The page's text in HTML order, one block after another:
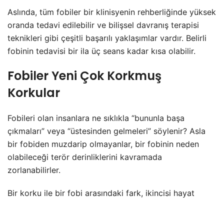
Aslında, tüm fobiler bir klinisyenin rehberliğinde yüksek
oranda tedavi edilebilir ve bilişsel davranış terapisi
teknikleri gibi çeşitli başarılı yaklaşımlar vardır. Belirli
fobinin tedavisi bir ila üç seans kadar kısa olabilir.
Fobiler Yeni Çok Korkmuş
Korkular
Fobileri olan insanlara ne sıklıkla “bununla başa
çıkmaları” veya “üstesinden gelmeleri” söylenir? Asla
bir fobiden muzdarip olmayanlar, bir fobinin neden
olabileceği terör derinliklerini kavramada
zorlanabilirler.
Bir korku ile bir fobi arasındaki fark, ikincisi hayat